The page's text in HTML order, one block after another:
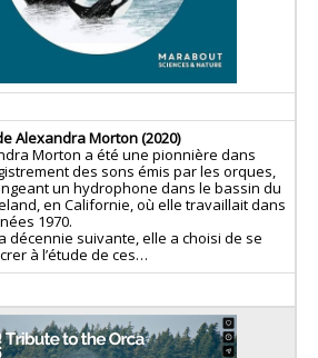
Alexandra Morton (2020)
Morton a été une pionnière dans
des sons émis par les orques,
un hydrophone dans le bassin du
en Californie, où elle travaillait dans
1970.
décennie suivante, elle a choisi de se
à l’étude de ces…